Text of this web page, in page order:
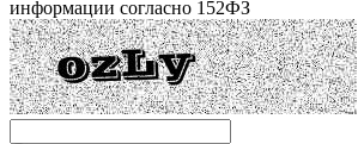
информации согласно 152ФЗ